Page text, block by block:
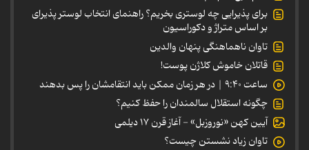
برای پذیرایی چه لوستری بخریم؟ راهنمای انتخاب لوستر پذیرای
بر اساس متراژ و دکوراسیون
تاوان ناهماهنگی پنهان والدین
قاتلان خاموش کلاژن پوست!
ساعت ۹:۴۰ | در هر زمان ممکن باید انتقامشان را پس بدهند
چگونه استقلال سالمندان را حفظ کنیم؟
آیین کهن «نوروزبل» - آغاز قرن ۱۷ دیلمی
تاوان زیاد نشستن چیست؟